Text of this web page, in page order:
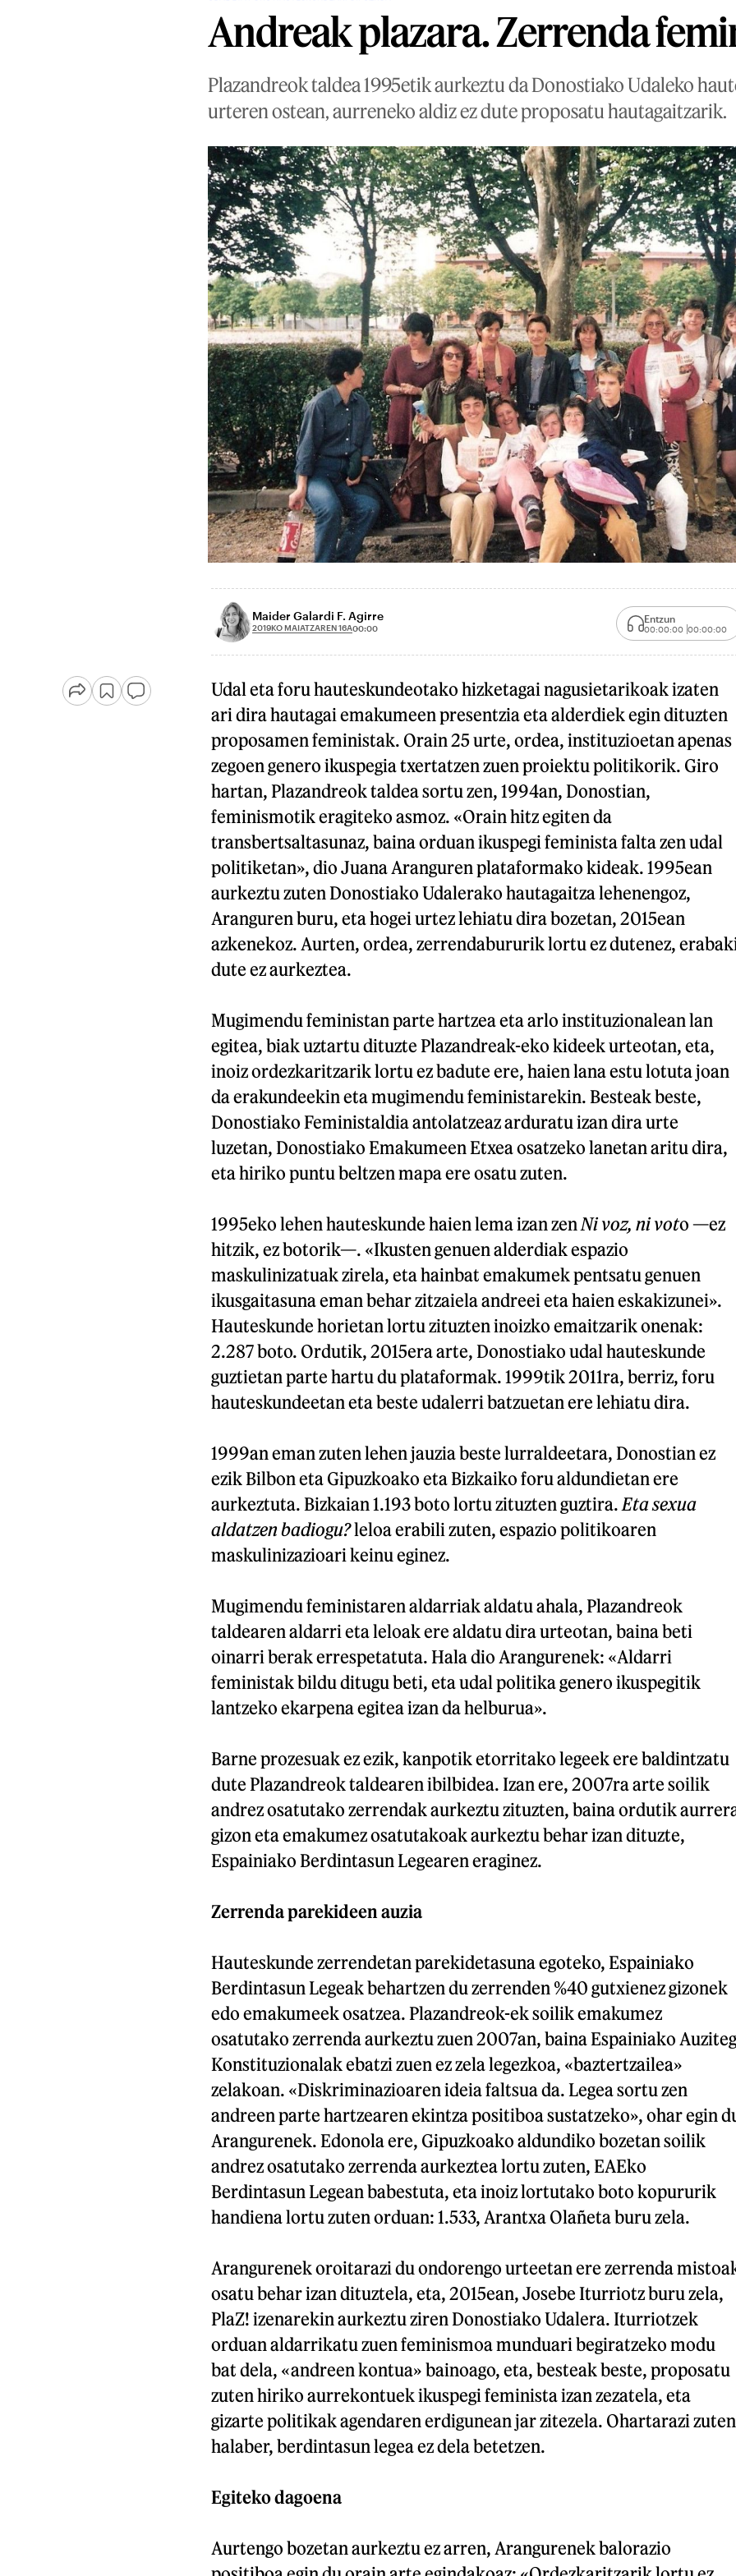
Andreak plazara. Zerrenda
Plazandreok taldea 1995etik aurkeztu da Donostiako Udaleko
urteren ostean, aurreneko aldiz ez dute proposatu hautagaitzarik.
Maider Galardi F. Agirre
2019KO MAIATZAREN 16A00:00
Entzun
00:00:00 00:00:00
Udal eta foru hauteskundeotako hizketagai nagusietarikoak izaten
ari dira hautagai emakumeen presentzia eta alderdiek egin dituzten
proposamen feministak. Orain 25 urte, ordea, instituzioetan apenas
zegoen genero ikuspegia txertatzen zuen proiektu politikorik. Giro
hartan, Plazandreok taldea sortu zen, 1994an, Donostian,
feminismotik eragiteko asmoz. «Orain hitz egiten da
transbertsaltasunaz, baina orduan ikuspegi feminista falta zen udal
politiketan», dio Juana Aranguren plataformako kideak. 1995ean
aurkeztu zuten Donostiako Udalerako hautagaitza lehenengoz,
Aranguren buru, eta hogei urtez lehiatu dira bozetan, 2015ean
azkenekoz. Aurten, ordea, zerrendabururik lortu ez dutenez,
dute ez aurkeztea.
Mugimendu feministan parte hartzea eta arlo instituzionalean lan
egitea, biak uztartu dituzte Plazandreak-eko kideek urteotan, eta,
inoiz ordezkaritzarik lortu ez badute ere, haien lana estu lotuta joan
da erakundeekin eta mugimendu feministarekin. Besteak beste,
Donostiako Feministaldia antolatzeaz arduratu izan dira urte
luzetan, Donostiako Emakumeen Etxea osatzeko lanetan aritu dira,
eta hiriko puntu beltzen mapa ere osatu zuten.
1995eko lehen hauteskunde haien lema izan zen Ni voz, ni voto —ez
hitzik, ez botorik—. «Ikusten genuen alderdiak espazio
maskulinizatuak zirela, eta hainbat emakumek pentsatu genuen
ikusgaitasuna eman behar zitzaiela andreei eta haien eskakizunei».
Hauteskunde horietan lortu zituzten inoizko emaitzarik onenak:
2.287 boto. Ordutik, 2015era arte, Donostiako udal hauteskunde
guztietan parte hartu du plataformak. 1999tik 2011ra, berriz, foru
hauteskundeetan eta beste udalerri batzuetan ere lehiatu dira.
1999an eman zuten lehen jauzia beste lurraldeetara, Donostian ez
ezik Bilbon eta Gipuzkoako eta Bizkaiko foru aldundietan ere
aurkeztuta. Bizkaian 1.193 boto lortu zituzten guztira. Eta sexua
aldatzen badiogu?leloa erabili zuten, espazio politikoaren
maskulinizazioari keinu eginez.
Mugimendu feministaren aldarriak aldatu ahala, Plazandreok
taldearen aldarri eta leloak ere aldatu dira urteotan, baina beti
oinarri berak errespetatuta. Hala dio Arangurenek: «Aldarri
feministak bildu ditugu beti, eta udal politika genero ikuspegitik
lantzeko ekarpena egitea izan da helburua».
Barne prozesuak ez ezik, kanpotik etorritako legeek ere baldintzatu
dute Plazandreok taldearen ibilbidea. Izan ere, 2007ra arte soilik
andrez osatutako zerrendak aurkeztu zituzten, baina ordutik
gizon eta emakumez osatutakoak aurkeztu behar izan dituzte,
Espainiako Berdintasun Legearen eraginez.
Zerrenda parekideen auzia
Hauteskunde zerrendetan parekidetasuna egoteko, Espainiako
Berdintasun Legeak behartzen du zerrenden %40 gutxienez gizonek
edo emakumeek osatzea. Plazandreok-ek soilik emakumez
osatutako zerrenda aurkeztu zuen 2007an, baina Espainiako
Konstituzionalak ebatzi zuen ez zela legezkoa, «baztertzailea»
zelakoan. «Diskriminazioaren ideia faltsua da. Legea sortu zen
andreen parte hartzearen ekintza positiboa sustatzeko», ohar egin
Arangurenek. Edonola ere, Gipuzkoako aldundiko bozetan soilik
andrez osatutako zerrenda aurkeztea lortu zuten, EAEko
Berdintasun Legean babestuta, eta inoiz lortutako boto kopururik
handiena lortu zuten orduan: 1.533, Arantxa Olañeta buru zela.
Arangurenek oroitarazi du ondorengo urteetan ere zerrenda
osatu behar izan dituztela, eta, 2015ean, Josebe Iturriotz buru zela,
PlaZ! izenarekin aurkeztu ziren Donostiako Udalera. Iturriotzek
orduan aldarrikatu zuen feminismoa munduari begiratzeko modu
bat dela, «andreen kontua» bainoago, eta, besteak beste, proposatu
zuten hiriko aurrekontuek ikuspegi feminista izan zezatela, eta
gizarte politikak agendaren erdigunean jar zitezela. Ohartarazi
halaber, berdintasun legea ez dela betetzen.
Egiteko dagoena
Aurtengo bozetan aurkeztu ez arren, Arangurenek balorazio